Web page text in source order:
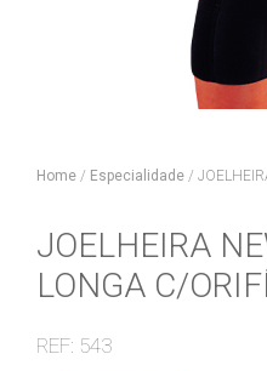
Home / Especialidade /
JOELHEIRA
LONGA C/
REF: 543